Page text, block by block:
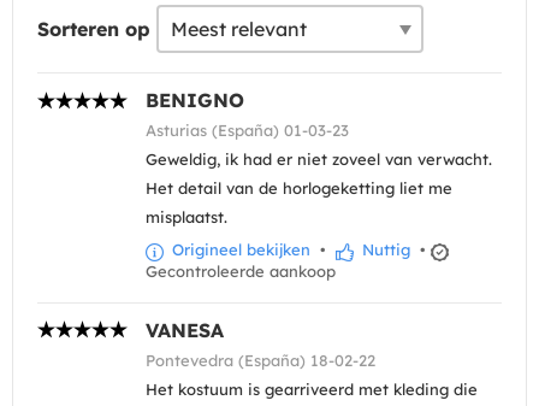
Sorteren op
BENIGNO
Asturias (España) 01-03-23
Geweldig, ik had er niet zoveel van verwacht.
Het detail van de horlogeketting liet me
misplaatst.
Origineel bekijken • Nuttig •
Gecontroleerde aankoop
VANESA
Pontevedra (España) 18-02-22
Het kostuum is gearriveerd met kleding die